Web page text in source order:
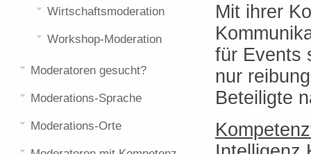
Mit ihrer
für Events
nur
Beteiligte
Wirtschaftsmoderation
Workshop-Moderation
Moderatoren gesucht?
Moderations-Sprache
Moderations-Orte